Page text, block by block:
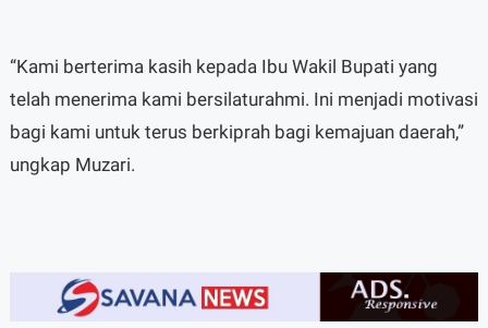
“Kami berterima kasih kepada Ibu Wakil Bupati yang
telah menerima kami bersilaturahmi. Ini menjadi motivasi
bagi kami untuk terus berkiprah bagi kemajuan daerah,”
ungkap Muzari.